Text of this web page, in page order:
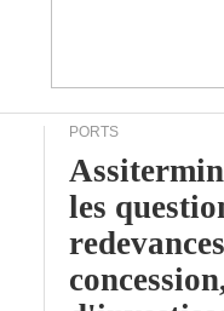
PORTS
les